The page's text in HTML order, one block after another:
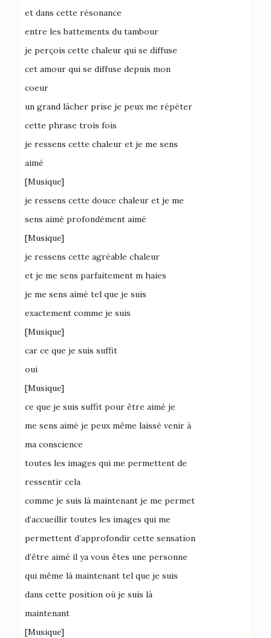
et dans cette résonance
entre les battements du tambour
je perçois cette chaleur qui se diffuse
cet amour qui se diffuse depuis mon
coeur
un grand lâcher prise je peux me répéter
cette phrase trois fois
je ressens cette chaleur et je me sens
aimé
[Musique]
je ressens cette douce chaleur et je me
sens aimé profondément aimé
[Musique]
je ressens cette agréable chaleur
et je me sens parfaitement m haies
je me sens aimé tel que je suis
exactement comme je suis
[Musique]
car ce que je suis suffit
oui
[Musique]
ce que je suis suffit pour être aimé je
me sens aimé je peux même laissé venir à
ma conscience
toutes les images qui me permettent de
ressentir cela
comme je suis là maintenant je me permet
d’accueillir toutes les images qui me
permettent d’approfondir cette sensation
d’être aimé il ya vous êtes une personne
qui même là maintenant tel que je suis
dans cette position où je suis là
maintenant
[Musique]